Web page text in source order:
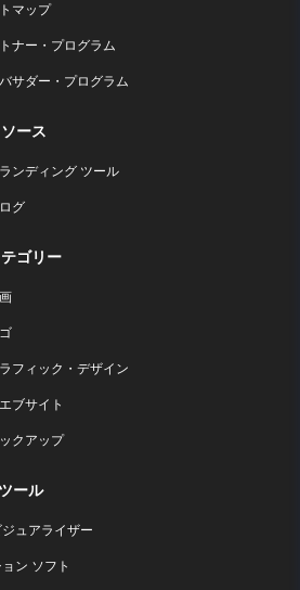
マップ
ナー・プログラム
サダー・プログラム
ソース
ンディング ツール
グ
ゴリー
フィック・デザイン
ブサイト
クアップ
ール
ュアライザー
ン ソフト